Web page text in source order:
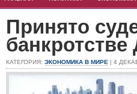
Принято
банкротстве
КАТЕГОРИЯ: ЭКОНОМИКА В МИРЕ | 4